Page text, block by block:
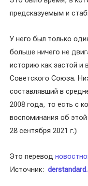
предсказуемым и
У него был только
больше ничего не
историю как застой и
Советского Союза.
составлявший в
2008 года, то есть с
воспоминания об
28 сентября 2021 г.)
Это перевод
Источник: